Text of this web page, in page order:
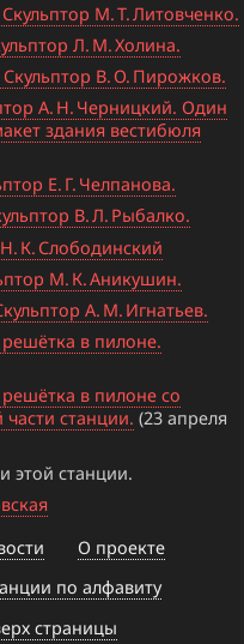
М. Т. Литовченко.
Л. М. Холина.
В. О. Пирожков.
А. Н. Черницкий. Один
здания вестибюля
Е. Г. Челпанова.
В. Л. Рыбалко.
К. Слободинский
М. К. Аникушин.
А. М. Игнатьев.
в пилоне.
в пилоне со
станции. (23 апреля
этой станции.
О проекте
по алфавиту
страницы